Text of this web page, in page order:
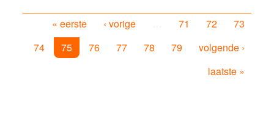
« eerste ‹ vorige … 71 72
73
74
75 76 77 78 79
volgende ›
laatste »